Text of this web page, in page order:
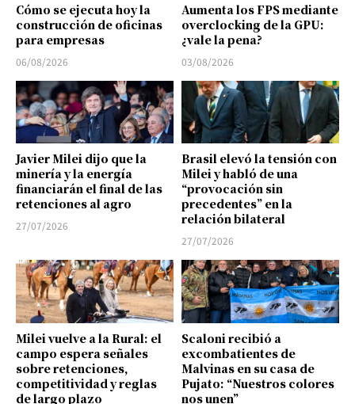
Cómo se ejecuta hoy la
construcción de oficinas
para empresas
06/08/2026
Aumenta los FPS mediante
overclocking de la GPU:
¿vale la pena?
03/08/2026
Javier Milei dijo que la
minería y la energía
financiarán el final de las
retenciones al agro
27/07/2026
Brasil elevó la tensión con
Milei y habló de una
“provocación sin
precedentes” en la
relación bilateral
27/07/2026
Milei vuelve a la Rural: el
campo espera señales
sobre retenciones,
competitividad y reglas
de largo plazo
Scaloni recibió a
excombatientes de
Malvinas en su casa de
Pujato: “Nuestros colores
nos unen”